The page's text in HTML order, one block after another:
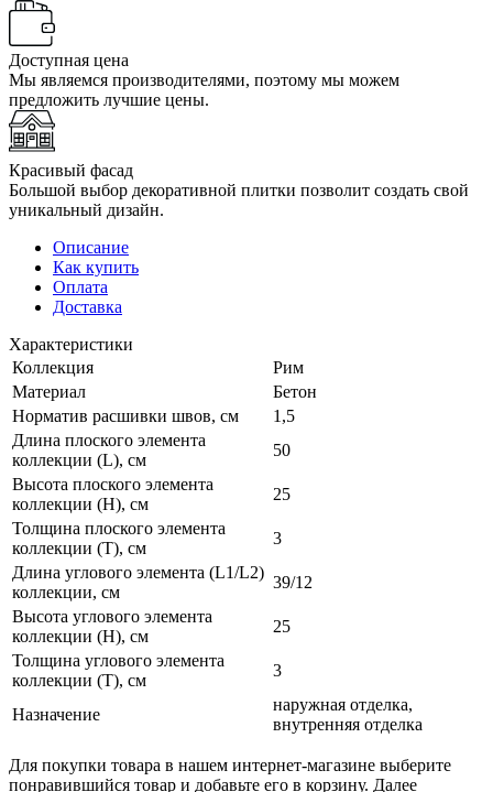
Доступная цена
Мы являемся производителями, поэтому мы можем
предложить лучшие цены.
Красивый фасад
Большой выбор декоративной плитки позволит создать свой
уникальный дизайн.
Описание
Как купить
Оплата
Доставка
Характеристики
Коллекция
Рим
Материал
Бетон
Норматив расшивки швов, см
1,5
Длина плоского элемента
коллекции (L), см
50
Высота плоского элемента
коллекции (H), см
25
Толщина плоского элемента
коллекции (T), см
3
Длина углового элемента (L1/L2)
коллекции, см
39/12
Высота углового элемента
коллекции (H), см
25
Толщина углового элемента
коллекции (T), см
3
Назначение
наружная отделка,
внутренняя отделка
Для покупки товара в нашем интернет-магазине выберите
понравившийся товар и добавьте его в корзину. Далее